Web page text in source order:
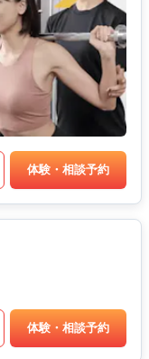
体験・相談予約
体験・相談予約